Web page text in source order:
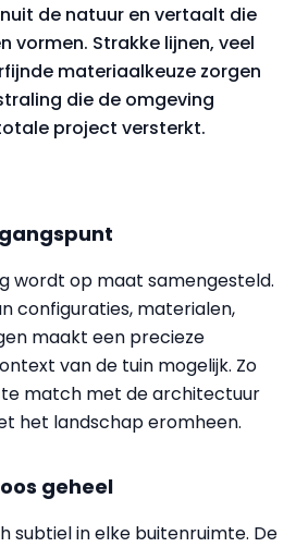
de natuur en vertaalt die
vormen. Strakke lijnen, veel
materiaalkeuze zorgen
die de omgeving
project versterkt.
wordt op maat samengesteld.
configuraties, materialen,
maakt een precieze
van de tuin mogelijk. Zo
match met de architectuur
het landschap eromheen.
geheel
subtiel in elke buitenruimte. De